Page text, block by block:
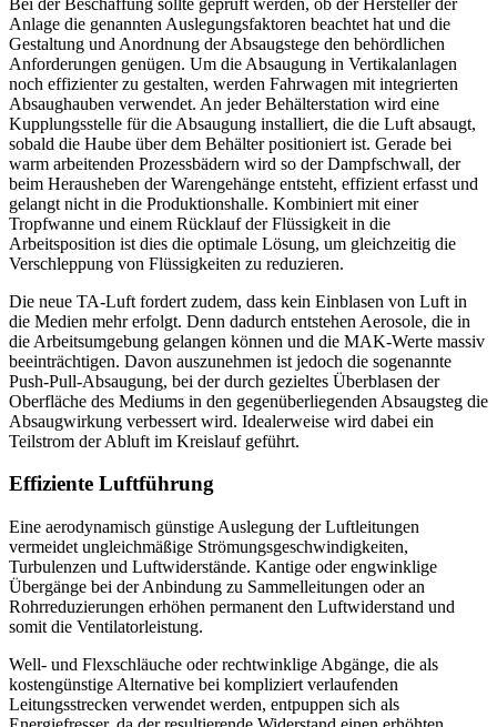
Anlage die genannten Auslegungsfaktoren beachtet hat und die
Gestaltung und Anordnung der Absaug­stege den behördlichen
Anforderungen genügen. Um die Absaugung in Vertikalanlagen
noch effizienter zu gestalten, werden Fahrwagen mit integrierten
Absaughauben verwendet. An jeder Behälterstation wird eine
Kupplungsstelle für die Absaugung installiert, die die Luft absaugt,
sobald die Haube über dem Behälter positioniert ist. Gerade bei
warm arbeitenden Prozessbädern wird so der Dampfschwall, der
beim Herausheben der Warengehänge entsteht, effizient erfasst und
gelangt nicht in die Produktionshalle. Kombiniert mit einer
Tropfwanne und einem Rücklauf der Flüssigkeit in die
Arbeitsposition ist dies die optimale Lösung, um gleichzeitig die
Verschleppung von Flüssigkeiten zu reduzieren.
Die neue TA-Luft fordert zudem, dass kein Einblasen von Luft in
die Medien mehr erfolgt. Denn dadurch entstehen Aerosole, die in
die Arbeitsumgebung gelangen können und die MAK-Werte massiv
beeinträchtigen. Davon auszunehmen ist jedoch die sogenannte
Push-Pull-Absaugung, bei der durch gezieltes Überblasen der
Oberfläche des Mediums in den gegenüberliegenden Absaug­steg die
Absaugwirkung verbessert wird. Idealerweise wird dabei ein
Teilstrom der Abluft im Kreislauf geführt.
Effiziente Luftführung
Eine aerodynamisch günstige Auslegung der Luftleitungen
vermeidet ungleichmäßige Strömungsgeschwindigkeiten,
Turbulenzen und Luftwiderstände. Kantige oder engwinklige
Übergänge bei der Anbindung zu Sammelleitungen oder an
Rohrreduzierungen erhöhen permanent den Luftwiderstand und
somit die Ventilatorleistung.
Well- und Flexschläuche oder rechtwinklige Abgänge, die als
kostengünstige Alternative bei kompliziert verlaufenden
Leitungsstrecken verwendet werden, entpuppen sich als